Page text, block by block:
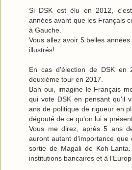
Si DSK est élu en 2012,
années avant que les Français
à Gauche.
Vous allez avoir 5 belles
illustrés!
En cas d'élection de DSK en
deuxième tour en 2017.
Bah oui, imagine le Français
qui vote DSK en pensant qu'il
ans de politique de rigueur en
dégouté de ce qu'on lui a
Vous me direz, après 5 ans
auront autant d'importance
sortie de Magali de Koh-
institutions bancaires et à